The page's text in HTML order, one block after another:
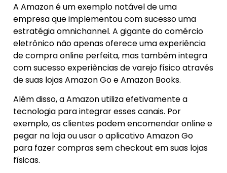
A Amazon é um exemplo notável de uma
empresa que implementou com sucesso uma
estratégia omnichannel. A gigante do comércio
eletrônico não apenas oferece uma experiência
de compra online perfeita, mas também integra
com sucesso experiências de varejo físico através
de suas lojas Amazon Go e Amazon Books.
Além disso, a Amazon utiliza efetivamente a
tecnologia para integrar esses canais. Por
exemplo, os clientes podem encomendar online e
pegar na loja ou usar o aplicativo Amazon Go
para fazer compras sem checkout em suas lojas
físicas.